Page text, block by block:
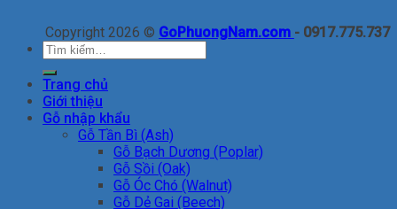
Copyright 2026 © GoPhuongNam.com - 0917.775.737
Tìm
kiếm:
Trang chủ
Giới thiệu
Gỗ nhập khẩu
Gỗ Tần Bì (Ash)
Gỗ Bạch Dương (Poplar)
Gỗ Sồi (Oak)
Gỗ Óc Chó (Walnut)
Gỗ Dẻ Gai (Beech)